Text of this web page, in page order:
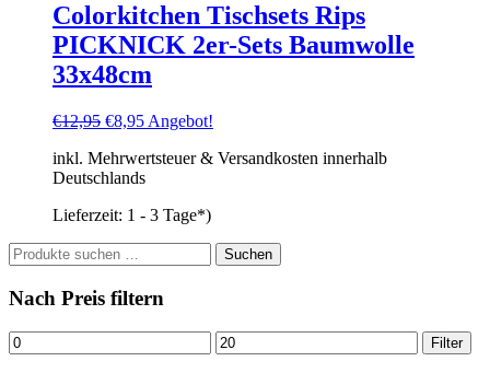
Colorkitchen Tischsets Rips
PICKNICK 2er-Sets Baumwolle
33x48cm
€12,95 Ursprünglicher
war:
€12,95
€8,95Aktueller
ist:
€8,95.
Angebot!
inkl. Mehrwertsteuer & Versandkosten innerhalb
Deutschlands
Lieferzeit: 1 - 3 Tage*)
Suchen
nach:
Suchen
Nach Preis filtern
Min.
Preis
Max.
Preis
Filter